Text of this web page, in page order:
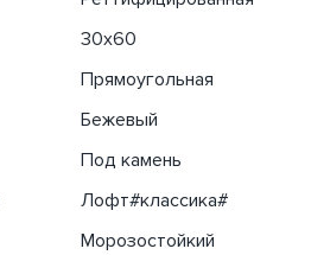
30х60
Прямоугольная
Бежевый
Под камень
Лофт#классика#
Морозостойкий